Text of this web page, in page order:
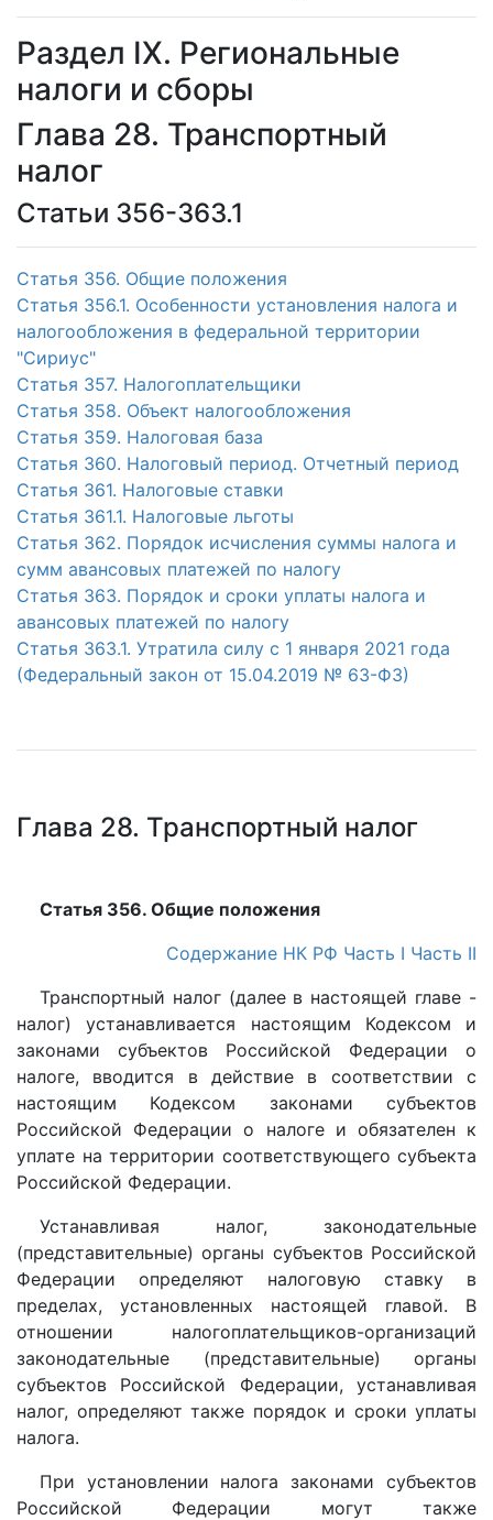
Раздел IX. Региональные
налоги и сборы
Глава 28. Транспортный
налог
Статьи 356-363.1
Статья 356. Общие положения
Статья 356.1. Особенности установления налога и
налогообложения в федеральной территории
"Сириус"
Статья 357. Налогоплательщики
Статья 358. Объект налогообложения
Статья 359. Налоговая база
Статья 360. Налоговый период. Отчетный период
Статья 361. Налоговые ставки
Статья 361.1. Налоговые льготы
Статья 362. Порядок исчисления суммы налога и
сумм авансовых платежей по налогу
Статья 363. Порядок и сроки уплаты налога и
авансовых платежей по налогу
Статья 363.1. Утратила силу с 1 января 2021 года
(Федеральный закон от 15.04.2019 № 63-ФЗ)
Глава 28. Транспортный налог
Статья 356. Общие положения
Содержание НК РФ Часть I Часть II
Транспортный налог (далее в настоящей главе -
налог) устанавливается настоящим Кодексом и
законами субъектов Российской Федерации о
налоге, вводится в действие в соответствии с
настоящим Кодексом законами субъектов
Российской Федерации о налоге и обязателен к
уплате на территории соответствующего субъекта
Российской Федерации.
Устанавливая налог, законодательные
(представительные) органы субъектов Российской
Федерации определяют налоговую ставку в
пределах, установленных настоящей главой. В
отношении налогоплательщиков-организаций
законодательные (представительные) органы
субъектов Российской Федерации, устанавливая
налог, определяют также порядок и сроки уплаты
налога.
При установлении налога законами субъектов
Российской Федерации могут также